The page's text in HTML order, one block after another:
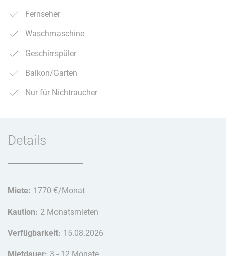
Fernseher
Waschmaschine
Geschirrspüler
Balkon/Garten
Nur für Nichtraucher
Details
Miete: 1770 €/Monat
Kaution: 2 Monatsmieten
Verfügbarkeit: 15.08.2026